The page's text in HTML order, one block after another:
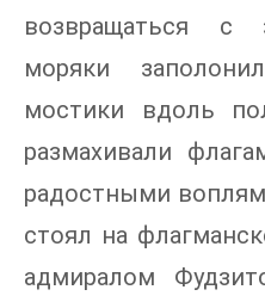
возвращаться с
моряки
мостики вдоль
размахивали
радостными
стоял на
адмиралом